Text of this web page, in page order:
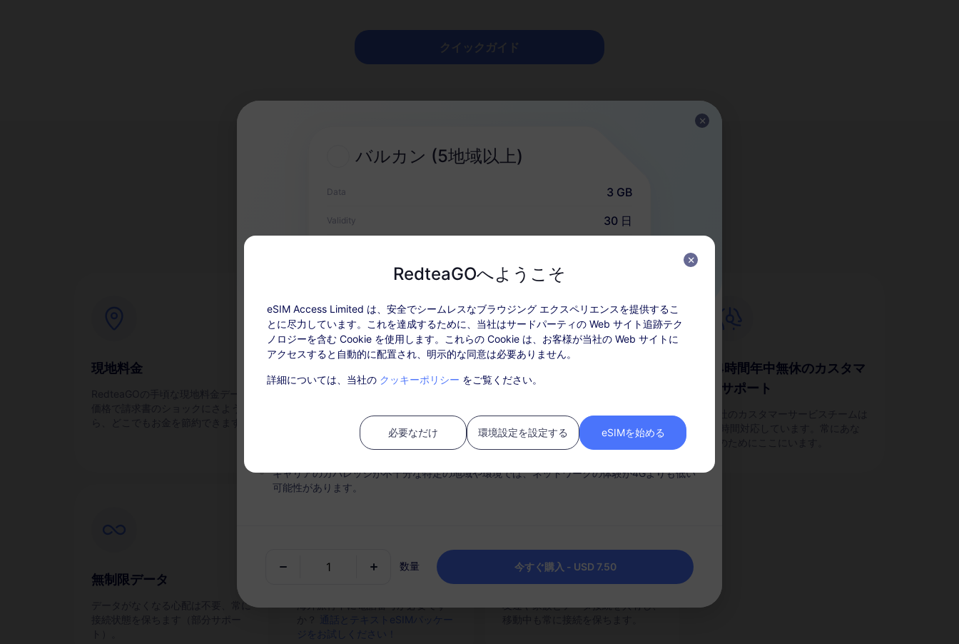
クイックガイド
なぜRedteaGO eSIMなのか？
現地料金
ッケージを保持します。
24時間年中無休のカスタマ
ーサポート
無制限データ
データがなくなる心配は不要、常に
海外旅行中に電話番号が必要です
通話とテキストeSIMパッケー
ジをお試しください！
友達や家族とデータ接続を共有し、
バルカン (5地域以上)
Data 3 GB
Validity 30 日
データ情報 カバレッジとネットワーク
チャージ可能: パッケージを有効化後、「注文履歴」でチャージしてください。
い。アクティベートされない期限切れのパッケージは利用できず、返金対象とはなりません。
有効期間中にパッケージのデータ使用量がなくなると、サービスは中断されます。
キャリアのカバレッジが不十分な特定の地域や環境では、ネットワークの体験が4Gよりも低い
可能性があります。
数量 今すぐ購入 - USD 7.50
RedteaGOへようこそ
eSIM Access Limited は、安全でシームレスなブラウジング エクスペリエンスを提供するこ
とに尽力しています。これを達成するために、当社はサードパーティの Web サイト追跡テク
ノロジーを含む Cookie を使用します。これらの Cookie は、お客様が当社の Web サイトに
アクセスすると自動的に配置され、明示的な同意は必要ありません。
詳細については、当社の クッキーポリシー をご覧ください。
必要なだけ 環境設定を設定する eSIMを始める